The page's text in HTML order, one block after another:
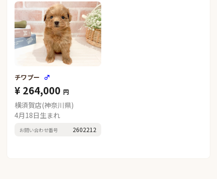
チワプー ♂
¥ 264,000 円
横須賀店(神奈川県)
4月18日生まれ
お問い合わせ番号 2602212